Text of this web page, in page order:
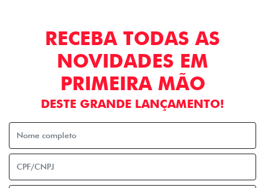
RECEBA TODAS AS
NOVIDADES EM
PRIMEIRA MÃO
DESTE GRANDE LANÇAMENTO!